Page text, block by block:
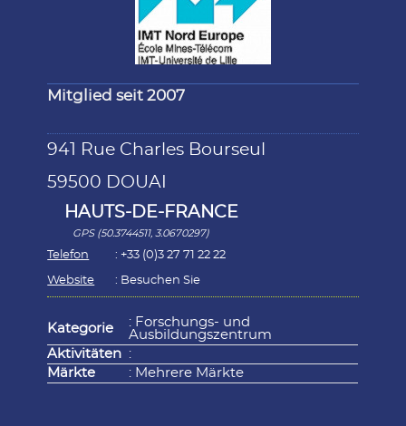
Mitglied seit 2007
941 Rue Charles Bourseul
59500 DOUAI
HAUTS-DE-FRANCE
GPS (50.3744511, 3.0670297)
Telefon : +33 (0)3 27 71 22 22
Website : Besuchen Sie
Kategorie
: Forschungs- und
Ausbildungszentrum
Aktivitäten :
Märkte
: Mehrere Märkte